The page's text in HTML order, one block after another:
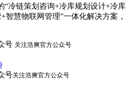
“冷链策划咨询+冷库规划设计+冷库
智慧物联网管理”一体化解决方案，
关注浩爽官方公众号
关注浩爽官方公众号